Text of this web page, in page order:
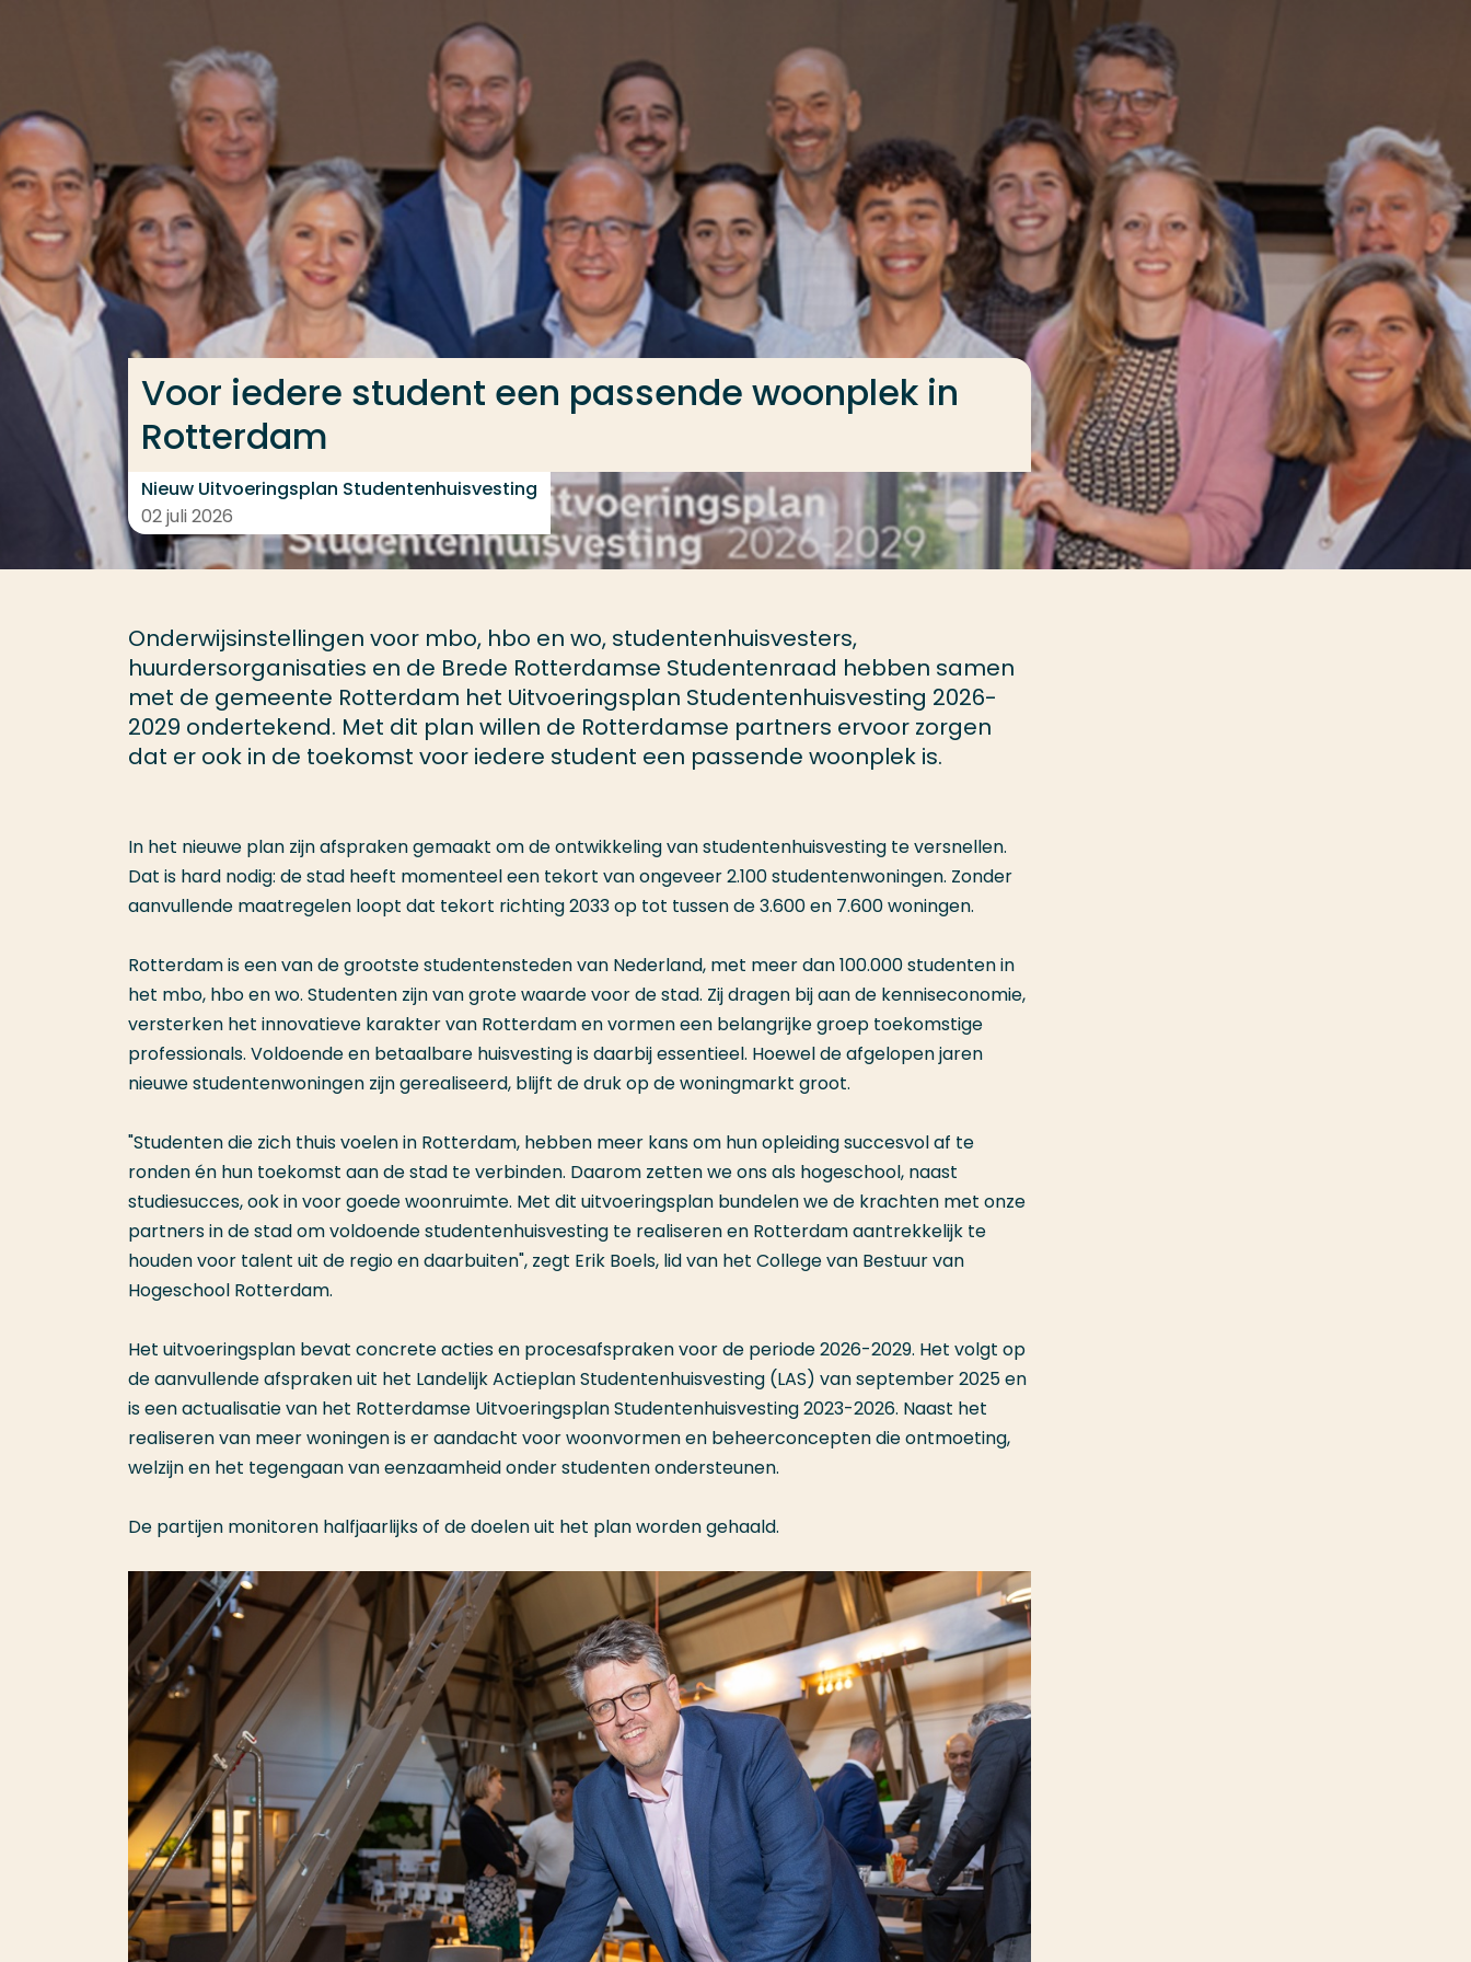
Voor iedere student een passende woonplek in
Rotterdam
Nieuw Uitvoeringsplan Studentenhuisvesting
02 juli 2026
Onderwijsinstellingen voor mbo, hbo en wo, studentenhuisvesters,
huurdersorganisaties en de Brede Rotterdamse Studentenraad hebben samen
met de gemeente Rotterdam het Uitvoeringsplan Studentenhuisvesting 2026-
2029 ondertekend. Met dit plan willen de Rotterdamse partners ervoor zorgen
dat er ook in de toekomst voor iedere student een passende woonplek is.
In het nieuwe plan zijn afspraken gemaakt om de ontwikkeling van studentenhuisvesting te versnellen.
Dat is hard nodig: de stad heeft momenteel een tekort van ongeveer 2.100 studentenwoningen. Zonder
aanvullende maatregelen loopt dat tekort richting 2033 op tot tussen de 3.600 en 7.600 woningen.
Rotterdam is een van de grootste studentensteden van Nederland, met meer dan 100.000 studenten in
het mbo, hbo en wo. Studenten zijn van grote waarde voor de stad. Zij dragen bij aan de kenniseconomie,
versterken het innovatieve karakter van Rotterdam en vormen een belangrijke groep toekomstige
professionals. Voldoende en betaalbare huisvesting is daarbij essentieel. Hoewel de afgelopen jaren
nieuwe studentenwoningen zijn gerealiseerd, blijft de druk op de woningmarkt groot.
"Studenten die zich thuis voelen in Rotterdam, hebben meer kans om hun opleiding succesvol af te
ronden én hun toekomst aan de stad te verbinden. Daarom zetten we ons als hogeschool, naast
studiesucces, ook in voor goede woonruimte. Met dit uitvoeringsplan bundelen we de krachten met onze
partners in de stad om voldoende studentenhuisvesting te realiseren en Rotterdam aantrekkelijk te
houden voor talent uit de regio en daarbuiten", zegt Erik Boels, lid van het College van Bestuur van
Hogeschool Rotterdam.
Het uitvoeringsplan bevat concrete acties en procesafspraken voor de periode 2026-2029. Het volgt op
de aanvullende afspraken uit het Landelijk Actieplan Studentenhuisvesting (LAS) van september 2025 en
is een actualisatie van het Rotterdamse Uitvoeringsplan Studentenhuisvesting 2023-2026. Naast het
realiseren van meer woningen is er aandacht voor woonvormen en beheerconcepten die ontmoeting,
welzijn en het tegengaan van eenzaamheid onder studenten ondersteunen.
De partijen monitoren halfjaarlijks of de doelen uit het plan worden gehaald.
Veel gezocht
Opleiding
Contact